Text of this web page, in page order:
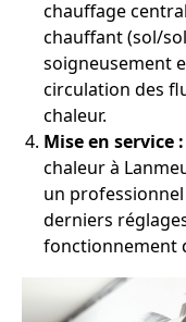
chauffage
chauffant (sol/
soigneusement
circulation des
chaleur.
Mise en service :
chaleur à
un professionnel
derniers
fonctionnement